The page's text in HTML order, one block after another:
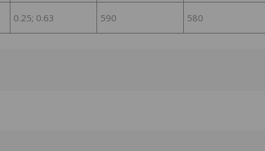
0.25; 0.63 590 580